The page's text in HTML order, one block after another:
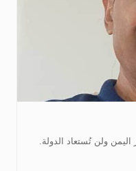
اليمن ولن تُستعاد الدولة.